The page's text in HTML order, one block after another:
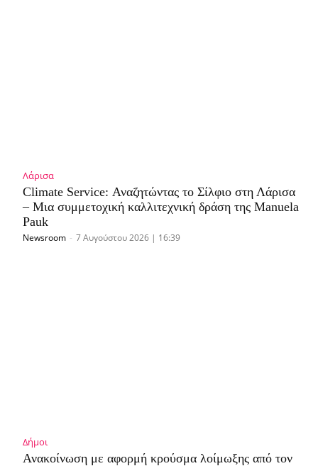
Λάρισα
Climate Service: Αναζητώντας το Σίλφιο στη Λάρισα
– Μια συμμετοχική καλλιτεχνική δράση της Manuela
Pauk
Newsroom - 7 Αυγούστου 2026 | 16:39
Δήμοι
Ανακοίνωση με αφορμή κρούσμα λοίμωξης από τον